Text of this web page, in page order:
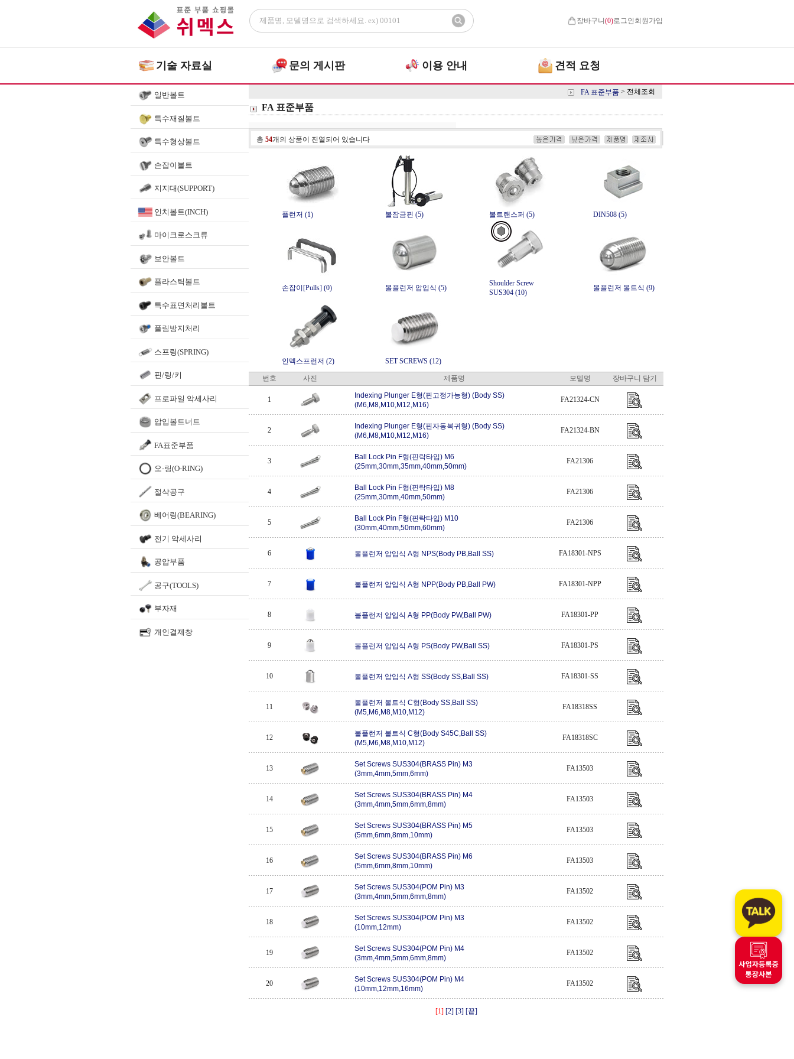
장바구니(0)로그인 회원가입
기술 자료실 문의 게시판 이용 안내 견적 요청
일반볼트
특수재질볼트
특수형상볼트
손잡이볼트
지지대(SUPPORT)
인치볼트(INCH)
마이크로스크류
보안볼트
플라스틱볼트
특수표면처리볼트
풀림방지처리
스프링(SPRING)
핀/링/키
프로파일 악세사리
압입볼트너트
FA표준부품
오-링(O-RING)
절삭공구
베어링(BEARING)
전기 악세사리
공압부품
공구(TOOLS)
부자재
개인결제창
FA 표준부품 > 전체조회
FA 표준부품
총 54개의 상품이 진열되어 있습니다
플런저 (1) 볼잠금핀 (5) 볼트랜스퍼 (5) DIN508 (5)
손잡이[Pulls] (0) 볼플런저 압입식 (5)
Shoulder Screw
SUS304 (10)
볼플런저 볼트식 (9)
인덱스프런저 (2) SET SCREWS (12)
번호 사진 제품명 모델명 장바구니 담기
1
Indexing Plunger E형(핀고정가능형) (Body SS)
(M6,M8,M10,M12,M16)
FA21324-CN
2
Indexing Plunger E형(핀자동복귀형) (Body SS)
(M6,M8,M10,M12,M16)
FA21324-BN
3
Ball Lock Pin F형(핀락타입) M6
(25mm,30mm,35mm,40mm,50mm)
FA21306
4
Ball Lock Pin F형(핀락타입) M8
(25mm,30mm,40mm,50mm)
FA21306
5
Ball Lock Pin F형(핀락타입) M10
(30mm,40mm,50mm,60mm)
FA21306
6 볼플런저 압입식 A형 NPS(Body PB,Ball SS) FA18301-NPS
7 볼플런저 압입식 A형 NPP(Body PB,Ball PW) FA18301-NPP
8 볼플런저 압입식 A형 PP(Body PW,Ball PW) FA18301-PP
9 볼플런저 압입식 A형 PS(Body PW,Ball SS) FA18301-PS
10 볼플런저 압입식 A형 SS(Body SS,Ball SS) FA18301-SS
11
볼플런저 볼트식 C형(Body SS,Ball SS)
(M5,M6,M8,M10,M12)
FA18318SS
12
볼플런저 볼트식 C형(Body S45C,Ball SS)
(M5,M6,M8,M10,M12)
FA18318SC
13
Set Screws SUS304(BRASS Pin) M3
(3mm,4mm,5mm,6mm)
FA13503
14
Set Screws SUS304(BRASS Pin) M4
(3mm,4mm,5mm,6mm,8mm)
FA13503
15
Set Screws SUS304(BRASS Pin) M5
(5mm,6mm,8mm,10mm)
FA13503
16
Set Screws SUS304(BRASS Pin) M6
(5mm,6mm,8mm,10mm)
FA13503
17
Set Screws SUS304(POM Pin) M3
(3mm,4mm,5mm,6mm,8mm)
FA13502
18
Set Screws SUS304(POM Pin) M3
(10mm,12mm)
FA13502
19
Set Screws SUS304(POM Pin) M4
(3mm,4mm,5mm,6mm,8mm)
FA13502
20
Set Screws SUS304(POM Pin) M4
(10mm,12mm,16mm)
FA13502
[1] [2] [3] [끝]